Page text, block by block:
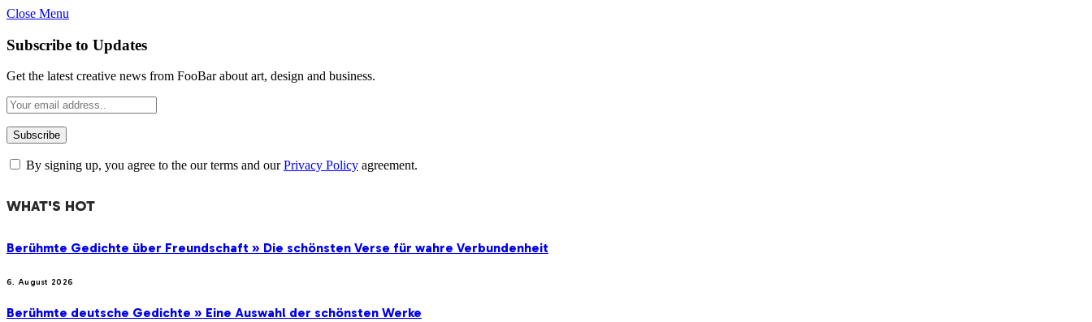
Close Menu
Subscribe to Updates
Get the latest creative news from FooBar about art, design and business.
By signing up, you agree to the our terms and ourPrivacy Policy agreement.
WHAT'S HOT
Berühmte Gedichte über Freundschaft » Die schönsten Verse für wahre Verbundenheit
6. August 2026
Berühmte deutsche Gedichte » Eine Auswahl der schönsten Werke